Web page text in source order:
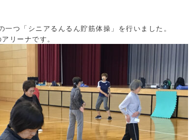
つ「シニアるんるん貯筋体操」を行いました。
リーナです。